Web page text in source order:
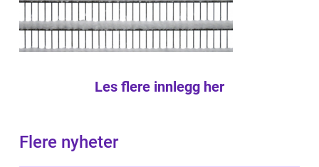
Les flere innlegg her
Flere nyheter